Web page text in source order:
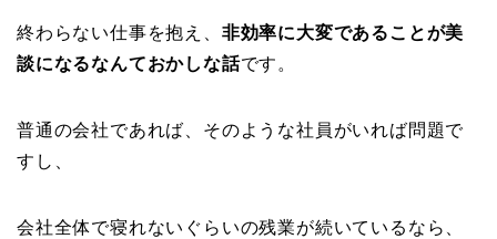
終わらない仕事を抱え、 非効率に大変であることが美
談になるなんておかしな話です。
普通の会社であれば、そのような社員がいれば問題で
すし、
会社全体で寝れないぐらいの残業が続いているなら、